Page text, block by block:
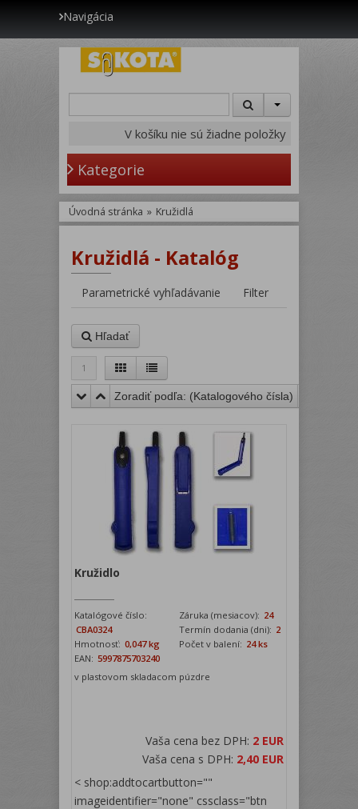
Navigácia
V košíku nie sú žiadne položky
Kategorie
Úvodná stránka » Kružidlá
Kružidlá - Katalóg
Parametrické vyhľadávanie Filter
Hľadať
1
Zoradiť podľa: (Katalogového čísla)
Kružidlo
Katalógové číslo:
CBA0324
Záruka (mesiacov): 24
Termín dodania (dni): 2
Hmotnosť: 0,047 kg Počet v balení: 24 ks
EAN: 5997875703240
v plastovom skladacom púzdre
Vaša cena bez DPH: 2 EUR
Vaša cena s DPH: 2,40 EUR
< shop:addtocartbutton=""
imageidentifier="none" cssclass="btn